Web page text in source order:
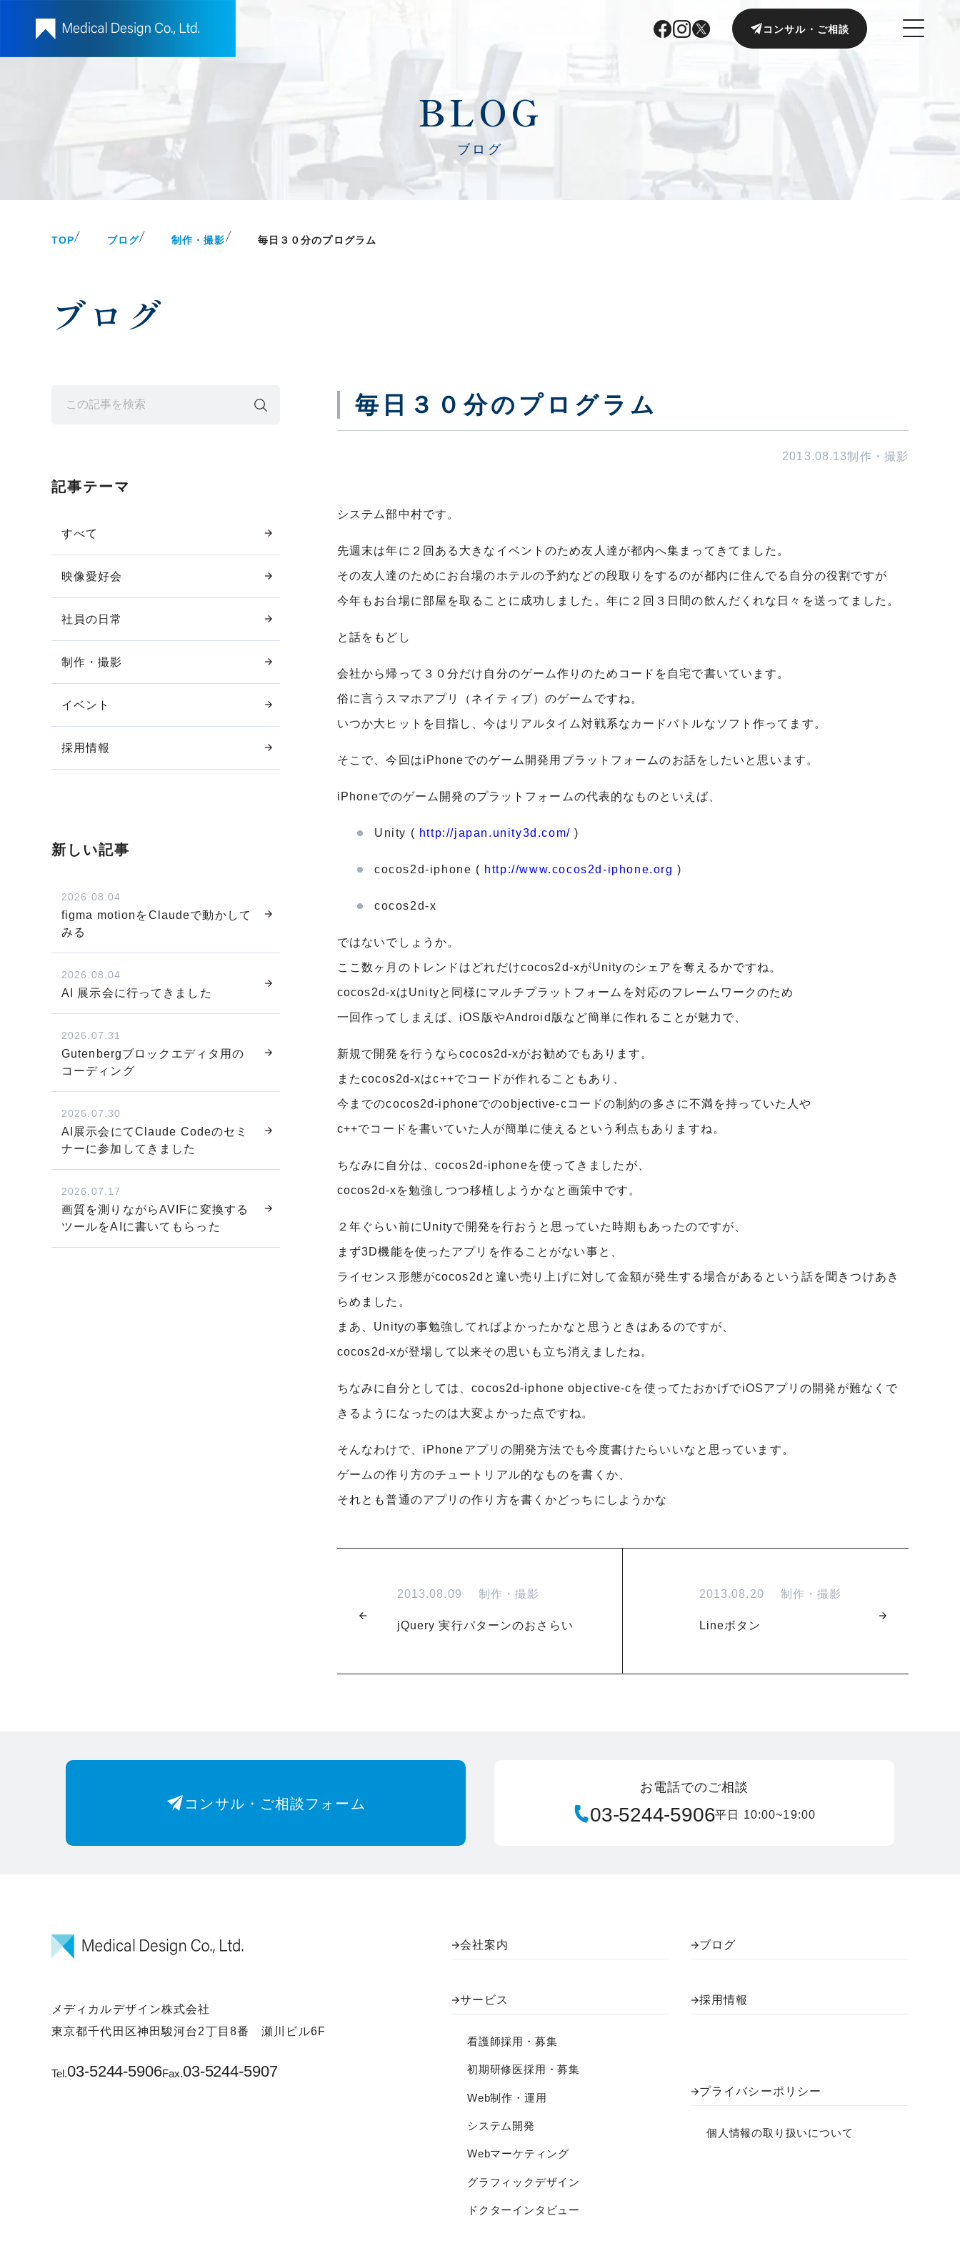
コンサル・ご相談
BLOG
ブログ
TOP ブログ 制作・撮影 毎日３０分のプログラム
ブログ
毎日３０分のプログラム
2013.08.13制作・撮影
システム部中村です。
先週末は年に２回ある大きなイベントのため友人達が都内へ集まってきてました。
その友人達のためにお台場のホテルの予約などの段取りをするのが都内に住んでる自分の役割ですが
今年もお台場に部屋を取ることに成功しました。年に２回３日間の飲んだくれな日々を送ってました。
と話をもどし
会社から帰って３０分だけ自分のゲーム作りのためコードを自宅で書いています。
俗に言うスマホアプリ（ネイティブ）のゲームですね。
いつか大ヒットを目指し、今はリアルタイム対戦系なカードバトルなソフト作ってます。
そこで、今回はiPhoneでのゲーム開発用プラットフォームのお話をしたいと思います。
iPhoneでのゲーム開発のプラットフォームの代表的なものといえば、
Unity ( http://japan.unity3d.com/ )
cocos2d-iphone ( http://www.cocos2d-iphone.org )
cocos2d-x
ではないでしょうか。
ここ数ヶ月のトレンドはどれだけcocos2d-xがUnityのシェアを奪えるかですね。
cocos2d-xはUnityと同様にマルチプラットフォームを対応のフレームワークのため
一回作ってしまえば、iOS版やAndroid版など簡単に作れることが魅力で、
新規で開発を行うならcocos2d-xがお勧めでもあります。
またcocos2d-xはc++でコードが作れることもあり、
今までのcocos2d-iphoneでのobjective-cコードの制約の多さに不満を持っていた人や
c++でコードを書いていた人が簡単に使えるという利点もありますね。
ちなみに自分は、cocos2d-iphoneを使ってきましたが、
cocos2d-xを勉強しつつ移植しようかなと画策中です。
２年ぐらい前にUnityで開発を行おうと思っていた時期もあったのですが、
まず3D機能を使ったアプリを作ることがない事と、
ライセンス形態がcocos2dと違い売り上げに対して金額が発生する場合があるという話を聞きつけあき
らめました。
まあ、Unityの事勉強してればよかったかなと思うときはあるのですが、
cocos2d-xが登場して以来その思いも立ち消えましたね。
ちなみに自分としては、cocos2d-iphone objective-cを使ってたおかげでiOSアプリの開発が難なくで
きるようになったのは大変よかった点ですね。
そんなわけで、iPhoneアプリの開発方法でも今度書けたらいいなと思っています。
ゲームの作り方のチュートリアル的なものを書くか、
それとも普通のアプリの作り方を書くかどっちにしようかな
2013.08.09 制作・撮影
jQuery 実行パターンのおさらい
2013.08.20 制作・撮影
Lineボタン
記事テーマ
すべて
映像愛好会
社員の日常
制作・撮影
イベント
採用情報
新しい記事
2026.08.04
figma motionをClaudeで動かして
みる
2026.08.04
AI 展示会に行ってきました
2026.07.31
Gutenbergブロックエディタ用の
コーディング
2026.07.30
AI展示会にてClaude Codeのセミ
ナーに参加してきました
2026.07.17
画質を測りながらAVIFに変換する
ツールをAIに書いてもらった
コンサル・ご相談フォーム
お電話でのご相談
03-5244-5906平日 10:00~19:00
メディカルデザイン株式会社
東京都千代田区神田駿河台2丁目8番 瀬川ビル6F
Tel.03-5244-5906Fax.03-5244-5907
会社案内
サービス
看護師採用・募集
初期研修医採用・募集
Web制作・運用
システム開発
Webマーケティング
グラフィックデザイン
ドクターインタビュー
ブログ
採用情報
プライバシーポリシー
個人情報の取り扱いについて